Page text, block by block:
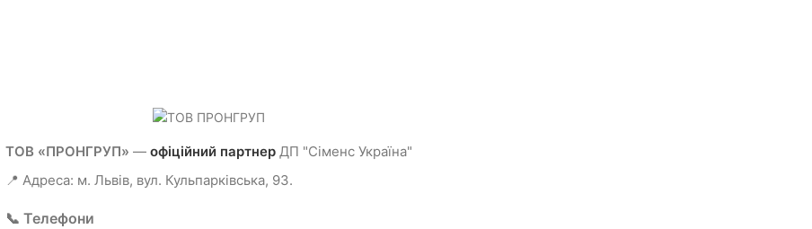
ТОВ «ПРОНГРУП» — офіційний партнерДП "Сіменс Україна"
📍 Адреса: м. Львів, вул. Кульпарківська, 93.
📞 Телефони